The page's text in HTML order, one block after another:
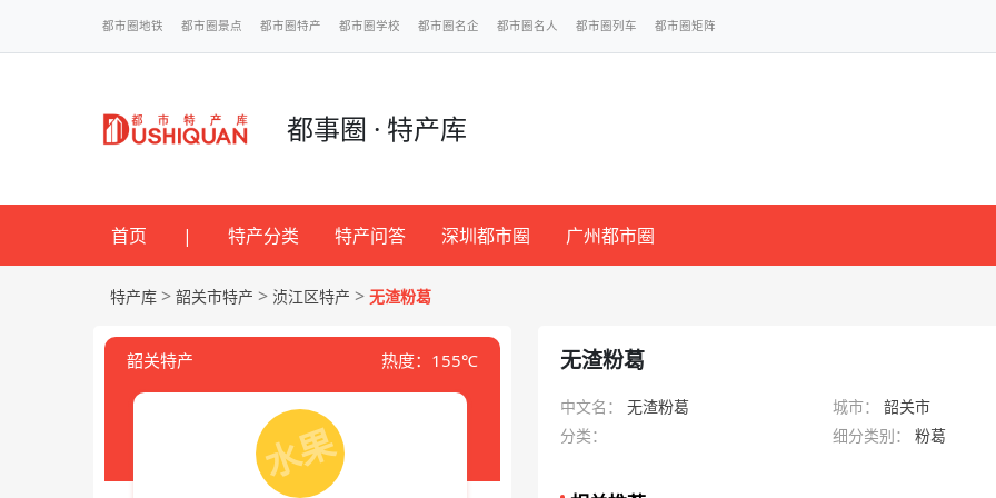
都市圈地铁 都市圈景点 都市圈特产 都市圈学校 都市圈名企 都市圈名人 都市圈列车 都市圈矩阵
都事圈 · 特产库
首页 | 特产分类 特产问答 深圳都市圈 广州都市圈
特产库 > 韶关市特产 > 浈江区特产 > 无渣粉葛
韶关特产 热度：155℃ 无渣粉葛
中文名： 无渣粉葛 城市：
韶关市
分类：
细分类别： 粉葛